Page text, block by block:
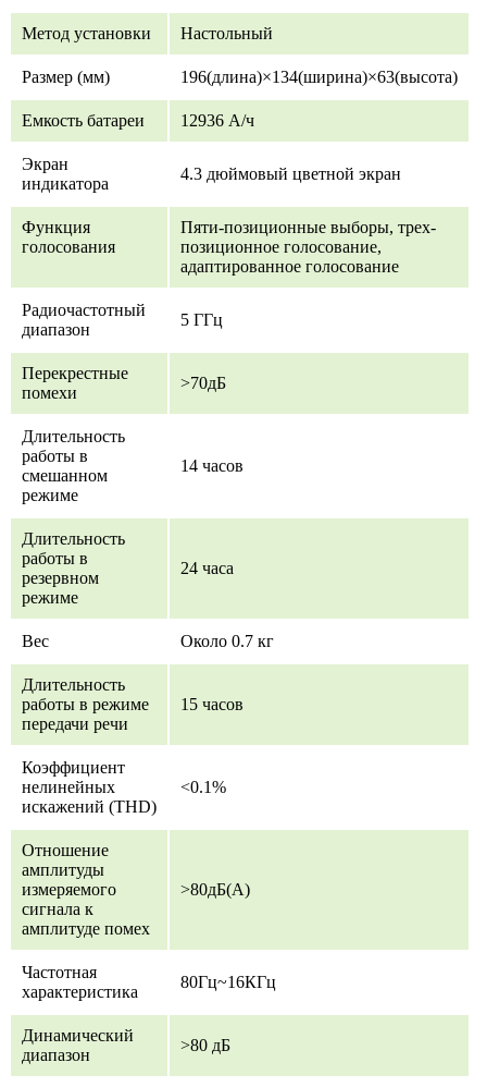
Метод установки Настольный
Размер (мм) 196(длина)×134(ширина)×63(высота)
Емкость батареи 12936 А/ч
Экран
индикатора
4.3 дюймовый цветной экран
Функция
голосования
Пяти-позиционные выборы, трех-
позиционное голосование,
адаптированное голосование
Радиочастотный
диапазон
5 ГГц
Перекрестные
помехи
>70дБ
Длительность
работы в
смешанном
режиме
14 часов
Длительность
работы в
резервном
режиме
24 часа
Вес Около 0.7 кг
Длительность
работы в режиме
передачи речи
15 часов
Коэффициент
нелинейных
искажений (THD)
<0.1%
Отношение
амплитуды
измеряемого
сигнала к
амплитуде помех
>80дБ(A)
Частотная
характеристика
80Гц~16КГц
Динамический
диапазон
>80 дБ